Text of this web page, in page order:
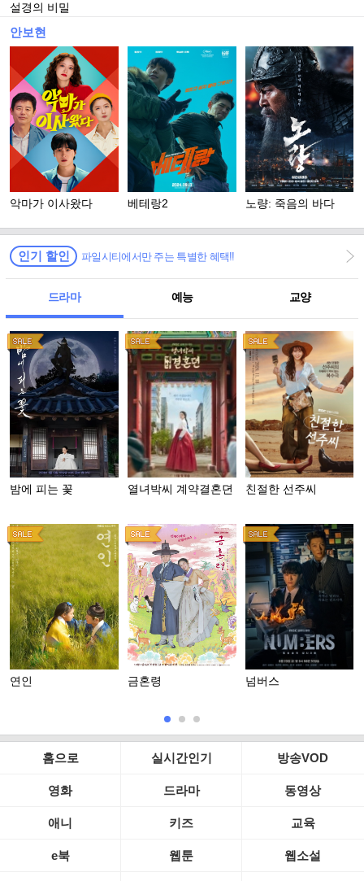
설경의 비밀
안보현
악마가 이사왔다 베테랑2 노량: 죽음의 바다
인기 할인 파일시티에서만 주는 특별한 혜택!!
드라마 예능 교양
밤에 피는 꽃 열녀박씨 계약결혼뎐 친절한 선주씨
연인 금혼령 넘버스
홈으로 실시간인기 방송VOD
영화 드라마 동영상
애니 키즈 교육
e북 웹툰 웹소설